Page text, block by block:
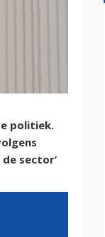
politiek.
sector’